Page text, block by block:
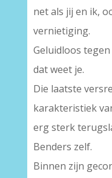
net als jij en ik,
vernietiging.
Geluidloos
dat weet je.
Die laatste
karakteristiek
erg sterk
Benders zelf.
Binnen zijn